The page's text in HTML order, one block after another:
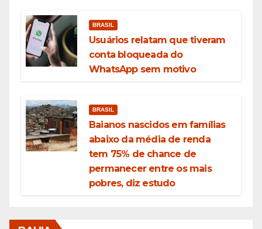
BRASIL
Usuários relatam que tiveram
conta bloqueada do
WhatsApp sem motivo
BRASIL
Baianos nascidos em famílias
abaixo da média de renda
tem 75% de chance de
permanecer entre os mais
pobres, diz estudo